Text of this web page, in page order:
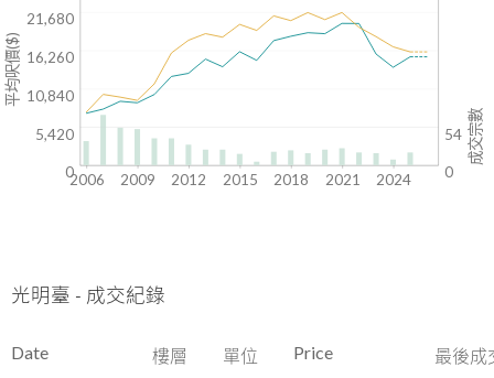
54
0
2006 2009 2012 2015 2018 2021 2024
成交宗數
21,680
16,260
10,840
5,420
0
平均呎價($)
光明臺 - 成交紀錄
Date 樓層 單位 Price 最後成